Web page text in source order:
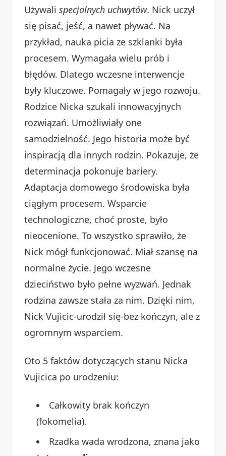
Używali specjalnych uchwytów. Nick uczył
się pisać, jeść, a nawet pływać. Na
przykład, nauka picia ze szklanki była
procesem. Wymagała wielu prób i
błędów. Dlatego wczesne interwencje
były kluczowe. Pomagały w jego rozwoju.
Rodzice Nicka szukali innowacyjnych
rozwiązań. Umożliwiały one
samodzielność. Jego historia może być
inspiracją dla innych rodzin. Pokazuje, że
determinacja pokonuje bariery.
Adaptacja domowego środowiska była
ciągłym procesem. Wsparcie
technologiczne, choć proste, było
nieocenione. To wszystko sprawiło, że
Nick mógł funkcjonować. Miał szansę na
normalne życie. Jego wczesne
dzieciństwo było pełne wyzwań. Jednak
rodzina zawsze stała za nim. Dzięki nim,
Nick Vujicic-urodził się-bez kończyn, ale z
ogromnym wsparciem.
Oto 5 faktów dotyczących stanu Nicka
Vujicica po urodzeniu:
Całkowity brak kończyn
(fokomelia).
Rzadka wada wrodzona, znana jako